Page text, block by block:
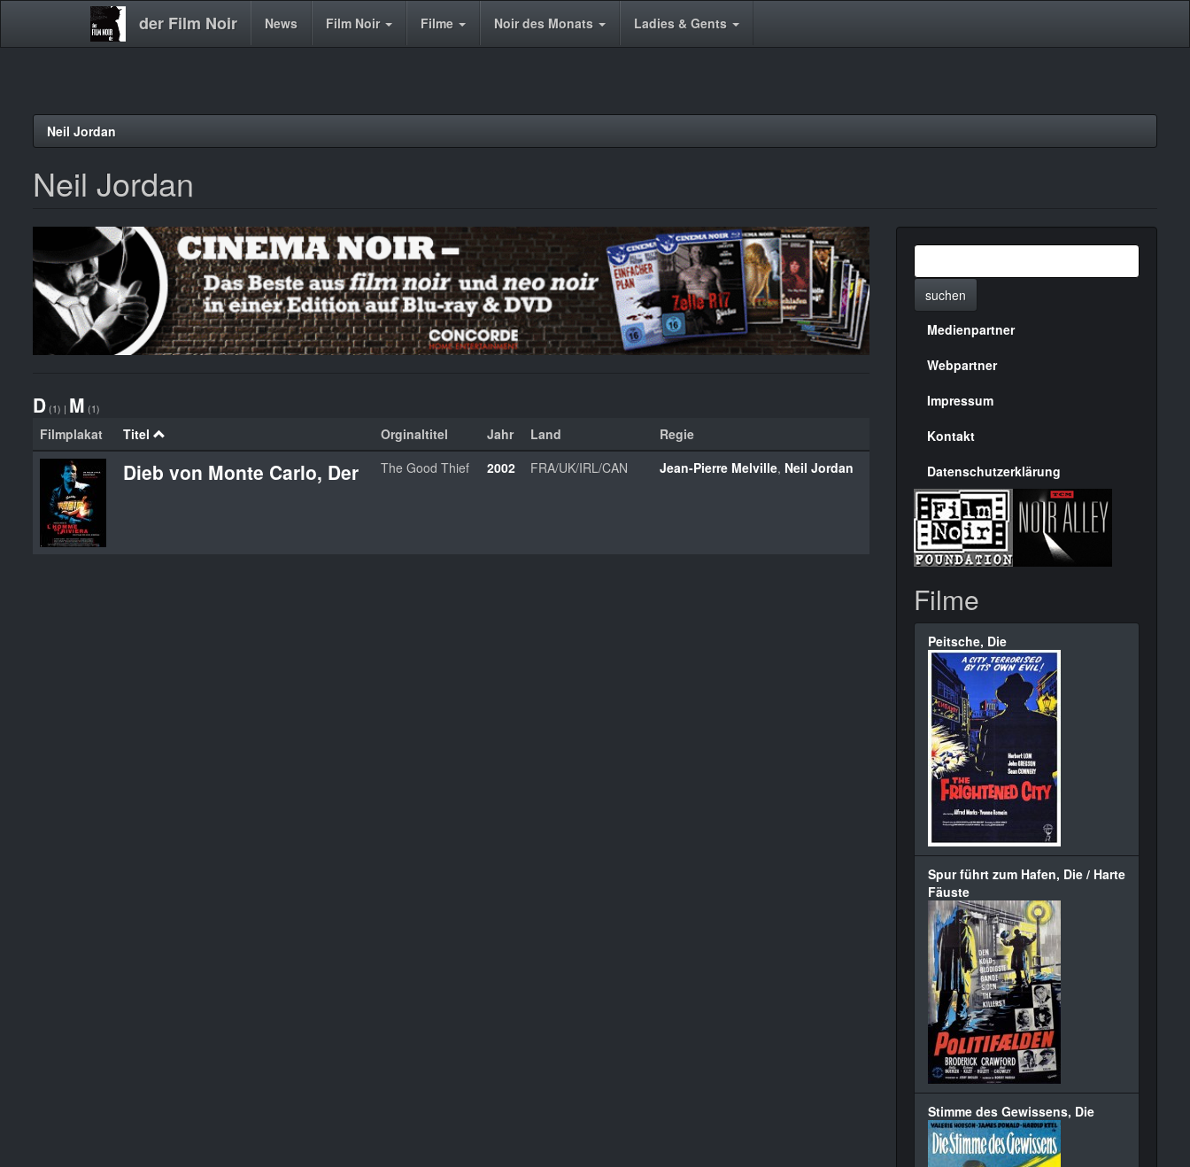
der Film Noir
Main News Film Noir Filme Noir des Monats Ladies & Gents
Neil Jordan
Neil Jordan
D (1) | M (1)
Filmplakat Titel Orginaltitel Jahr Land Regie
Dieb von Monte Carlo, Der The Good Thief 2002 FRA/UK/IRL/CAN Jean-Pierre Melville, Neil Jordan
suchen
Menülinks
rechte
Seite
Medienpartner
Webpartner
Impressum
Kontakt
Datenschutzerklärung
Filme
Peitsche, Die
Spur führt zum Hafen, Die / Harte
Fäuste
Stimme des Gewissens, Die